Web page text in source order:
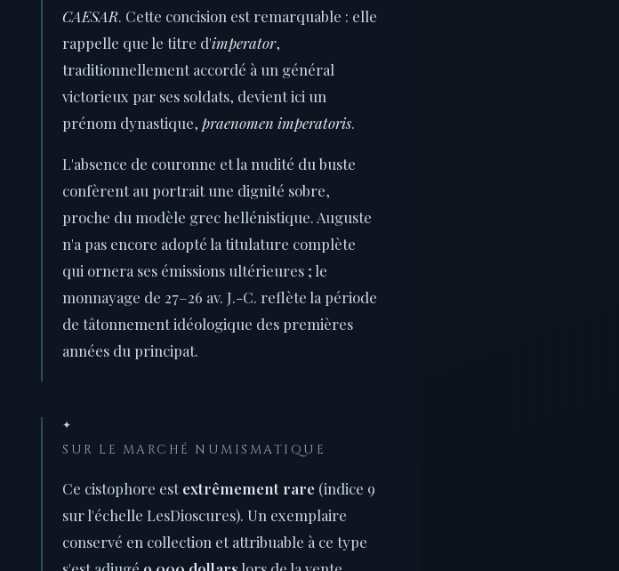
CAESAR. Cette concision est remarquable : elle
rappelle que le titre d'imperator,
traditionnellement accordé à un général
victorieux par ses soldats, devient ici un
prénom dynastique, praenomen imperatoris.
L'absence de couronne et la nudité du buste
confèrent au portrait une dignité sobre,
proche du modèle grec hellénistique. Auguste
n'a pas encore adopté la titulature complète
qui ornera ses émissions ultérieures ; le
monnayage de 27–26 av. J.-C. reflète la période
de tâtonnement idéologique des premières
années du principat.
✦
SUR LE MARCHÉ NUMISMATIQUE
Ce cistophore estextrêmement rare (indice 9
sur l'échelle LesDioscures). Un exemplaire
conservé en collection et attribuable à ce type